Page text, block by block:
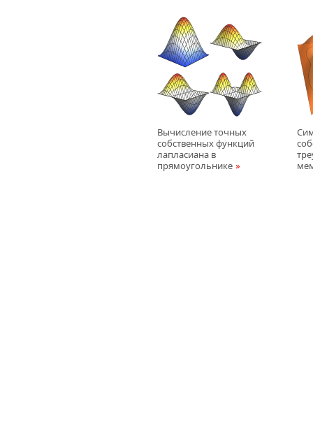
Вычисление точных
собственных функций
лапласиана в
прямоугольнике